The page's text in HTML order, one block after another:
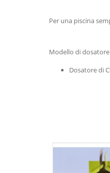
Per una piscina
Modello di
Dosatore di